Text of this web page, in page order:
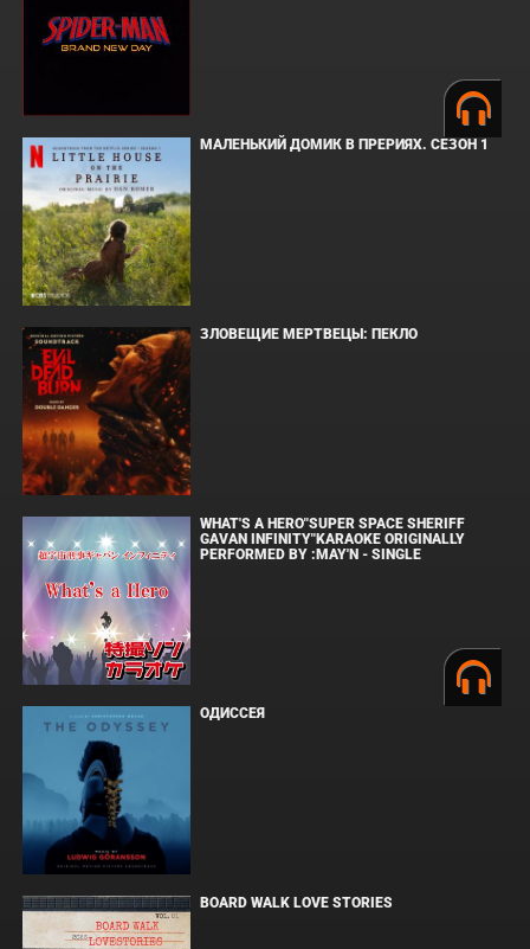
МАЛЕНЬКИЙ ДОМИК В ПРЕРИЯХ. СЕЗОН 1
ЗЛОВЕЩИЕ МЕРТВЕЦЫ: ПЕКЛО
WHAT'S A HERO"SUPER SPACE SHERIFF
GAVAN INFINITY"KARAOKE ORIGINALLY
PERFORMED BY :MAY'N - SINGLE
ОДИССЕЯ
BOARD WALK LOVE STORIES